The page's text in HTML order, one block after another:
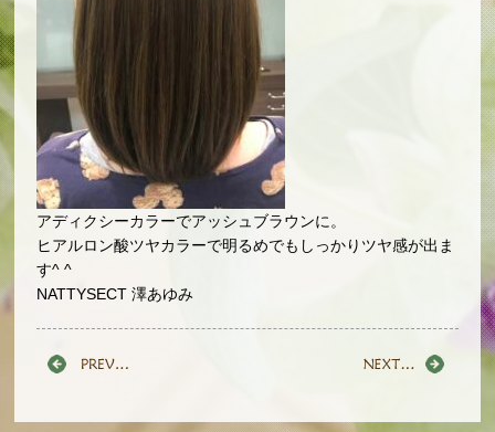
アディクシーカラーでアッシュブラウンに。
ヒアルロン酸ツヤカラーで明るめでもしっかりツヤ感が出ま
す^ ^
NATTYSECT 澤あゆみ